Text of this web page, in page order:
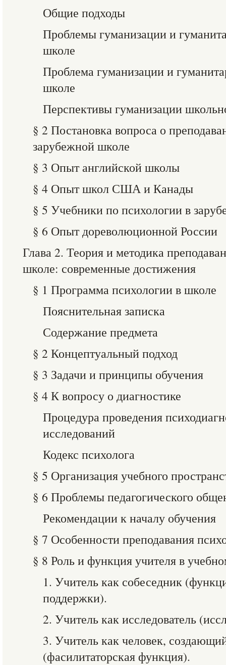
Общие подходы
Проблемы гуманизации и
школе
Проблема гуманизации и
школе
Перспективы гуманизации
§ 2 Постановка вопроса о
зарубежной школе
§ 3 Опыт английской школы
§ 4 Опыт школ США и Канады
§ 5 Учебники по психологии в
§ 6 Опыт дореволюционной России
Глава 2. Теория и методика
школе: современные достижения
§ 1 Программа психологии в школе
Пояснительная записка
Содержание предмета
§ 2 Концептуальный подход
§ 3 Задачи и принципы обучения
§ 4 К вопросу о диагностике
Процедура проведения
исследований
Кодекс психолога
§ 5 Организация учебного
§ 6 Проблемы педагогического
Рекомендации к началу обучения
§ 7 Особенности преподавания
§ 8 Роль и функция учителя в
1. Учитель как собеседник
поддержки).
2. Учитель как исследователь
3. Учитель как человек,
(фасилитаторская функция).